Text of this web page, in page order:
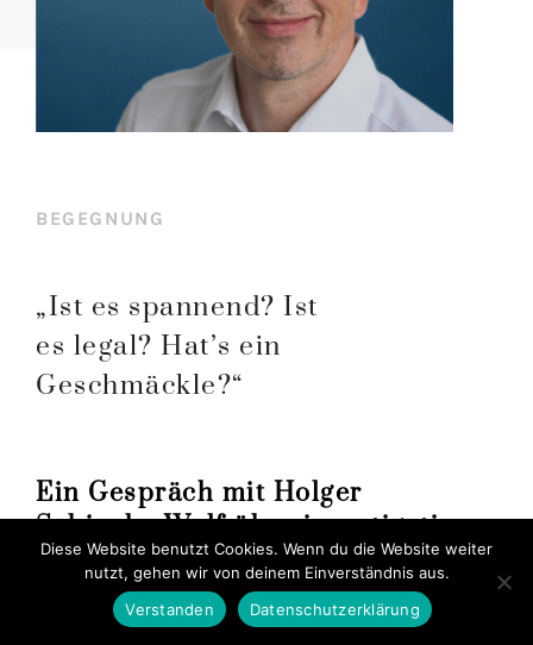
BEGEGNUNG
„Ist es spannend? Ist
es legal? Hat’s ein
Geschmäckle?“
Ein Gespräch mit Holger
Sabinsky-Wolf über investigativen
Journalismus
Diese Website benutzt Cookies. Wenn du die Website weiter
nutzt, gehen wir von deinem Einverständnis aus.
Verstanden
Datenschutzerklärung